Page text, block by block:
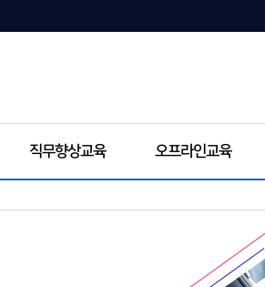
직무향상교육 오프라인교육